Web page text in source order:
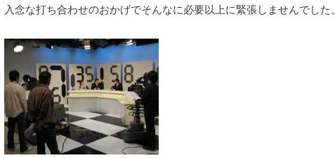
入念な打ち合わせのおかげでそんなに必要以上に緊張しませんでした。